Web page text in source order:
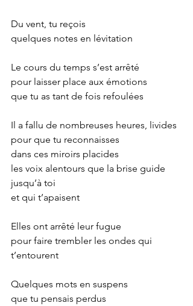
Du vent, tu reçois
quelques notes en lévitation
Le cours du temps s’est arrêté
pour laisser place aux émotions
que tu as tant de fois refoulées
Il a fallu de nombreuses heures, livides
pour que tu reconnaisses
dans ces miroirs placides
les voix alentours que la brise guide
jusqu’à toi
et qui t’apaisent
Elles ont arrêté leur fugue
pour faire trembler les ondes qui
t’entourent
Quelques mots en suspens
que tu pensais perdus